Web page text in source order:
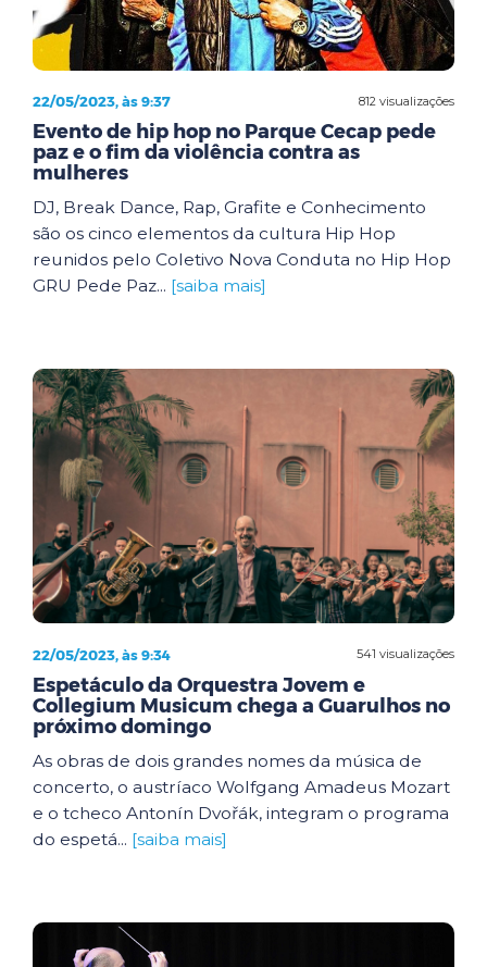
812 visualizações
22/05/2023, às 9:37
Evento de hip hop no Parque Cecap pede
paz e o fim da violência contra as
mulheres
DJ, Break Dance, Rap, Grafite e Conhecimento
são os cinco elementos da cultura Hip Hop
reunidos pelo Coletivo Nova Conduta no Hip Hop
GRU Pede Paz... [saiba mais]
541 visualizações
22/05/2023, às 9:34
Espetáculo da Orquestra Jovem e
Collegium Musicum chega a Guarulhos no
próximo domingo
As obras de dois grandes nomes da música de
concerto, o austríaco Wolfgang Amadeus Mozart
e o tcheco Antonín Dvořák, integram o programa
do espetá... [saiba mais]